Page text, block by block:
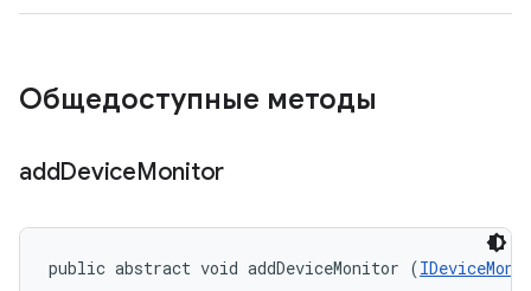
Общедоступные методы
addDeviceMonitor
public abstract void addDeviceMonitor (